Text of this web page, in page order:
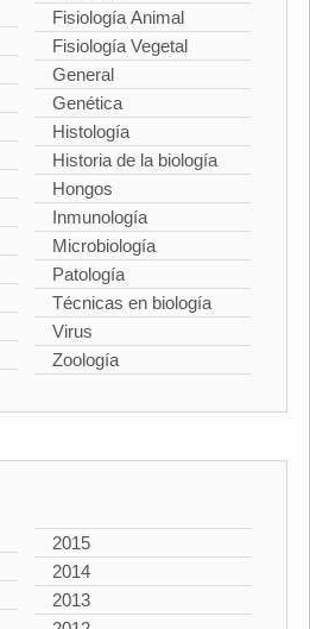
Fisiología Animal
Fisiología Vegetal
General
Genética
Histología
Historia de la biología
Hongos
Inmunología
Microbiología
Patología
Técnicas en biología
Virus
Zoología
2015
2014
2013